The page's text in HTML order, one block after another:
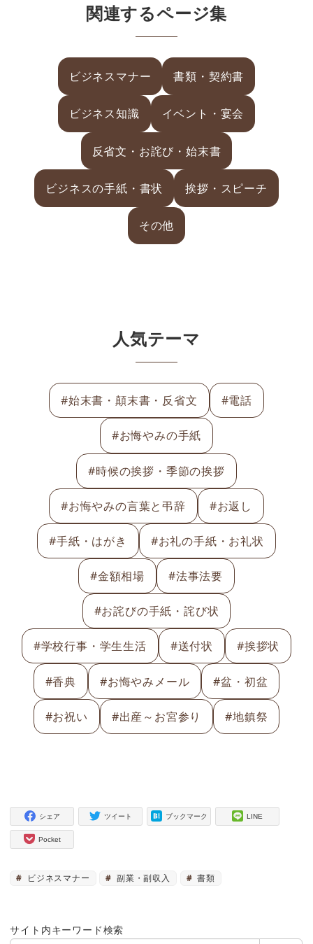
関連するページ集
ビジネスマナー 書類・契約書
ビジネス知識 イベント・宴会
反省文・お詫び・始末書
ビジネスの手紙・書状 挨拶・スピーチ
その他
人気テーマ
#始末書・顛末書・反省文 #電話
#お悔やみの手紙
#時候の挨拶・季節の挨拶
#お悔やみの言葉と弔辞 #お返し
#手紙・はがき #お礼の手紙・お礼状
#金額相場 #法事法要
#お詫びの手紙・詫び状
#学校行事・学生生活 #送付状 #挨拶状
#香典 #お悔やみメール #盆・初盆
#お祝い #出産～お宮参り #地鎮祭
シェア ツイート ブックマーク LINE
Pocket
ビジネスマナー 副業・副収入 書類
サイト内キーワード検索